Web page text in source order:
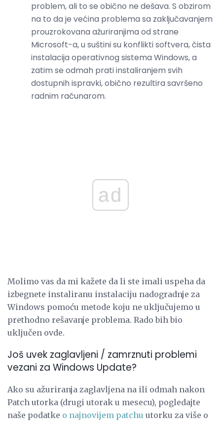
problem, ali to se obično ne dešava. S obzirom
na to da je većina problema sa zaključavanjem
prouzrokovana ažuriranjima od strane
Microsoft-a, u suštini su konflikti softvera, čista
instalacija operativnog sistema Windows, a
zatim se odmah prati instaliranjem svih
dostupnih ispravki, obično rezultira savršeno
radnim računarom.
ad
Molimo vas da mi kažete da li ste imali uspeha da
izbegnete instaliranu instalaciju nadogradnje za
Windows pomoću metode koju ne uključujemo u
prethodno rešavanje problema. Rado bih bio
uključen ovde.
Još uvek zaglavljeni / zamrznuti problemi
vezani za Windows Update?
Ako su ažuriranja zaglavljena na ili odmah nakon
Patch utorka (drugi utorak u mesecu), pogledajte
naše podatke o najnovijem patchu utorku za više o